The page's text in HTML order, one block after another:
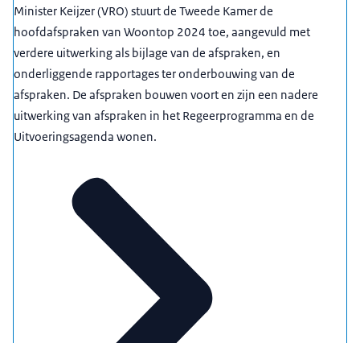
Minister Keijzer (VRO) stuurt de Tweede Kamer de
hoofdafspraken van Woontop 2024 toe, aangevuld met
verdere uitwerking als bijlage van de afspraken, en
onderliggende rapportages ter onderbouwing van de
afspraken. De afspraken bouwen voort en zijn een nadere
uitwerking van afspraken in het Regeerprogramma en de
Uitvoeringsagenda wonen.